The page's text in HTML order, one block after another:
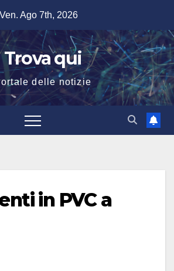
Ven. Ago 7th, 2026
Trova qui
delle notizie
in PVC a